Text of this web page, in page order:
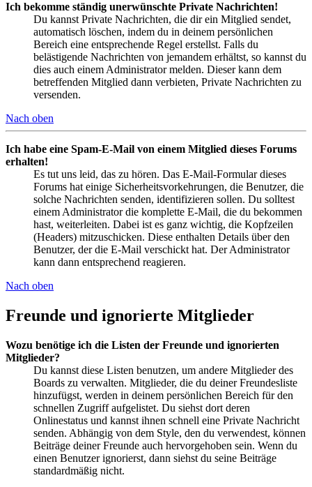
Ich bekomme ständig unerwünschte Private Nachrichten!
Du kannst Private Nachrichten, die dir ein Mitglied sendet,
automatisch löschen, indem du in deinem persönlichen
Bereich eine entsprechende Regel erstellst. Falls du
belästigende Nachrichten von jemandem erhältst, so kannst du
dies auch einem Administrator melden. Dieser kann dem
betreffenden Mitglied dann verbieten, Private Nachrichten zu
versenden.
Nach oben
Ich habe eine Spam-E-Mail von einem Mitglied dieses Forums
erhalten!
Es tut uns leid, das zu hören. Das E-Mail-Formular dieses
Forums hat einige Sicherheitsvorkehrungen, die Benutzer, die
solche Nachrichten senden, identifizieren sollen. Du solltest
einem Administrator die komplette E-Mail, die du bekommen
hast, weiterleiten. Dabei ist es ganz wichtig, die Kopfzeilen
(Headers) mitzuschicken. Diese enthalten Details über den
Benutzer, der die E-Mail verschickt hat. Der Administrator
kann dann entsprechend reagieren.
Nach oben
Freunde und ignorierte Mitglieder
Wozu benötige ich die Listen der Freunde und ignorierten
Mitglieder?
Du kannst diese Listen benutzen, um andere Mitglieder des
Boards zu verwalten. Mitglieder, die du deiner Freundesliste
hinzufügst, werden in deinem persönlichen Bereich für den
schnellen Zugriff aufgelistet. Du siehst dort deren
Onlinestatus und kannst ihnen schnell eine Private Nachricht
senden. Abhängig von dem Style, den du verwendest, können
Beiträge deiner Freunde auch hervorgehoben sein. Wenn du
einen Benutzer ignorierst, dann siehst du seine Beiträge
standardmäßig nicht.